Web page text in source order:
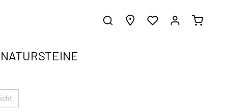
NATURSTEINE